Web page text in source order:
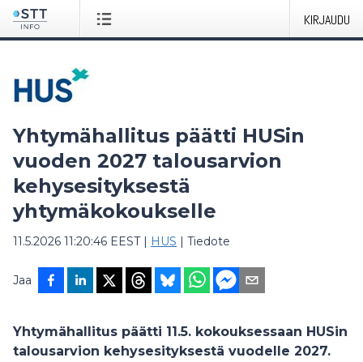
KIRJAUDU
Yhtymähallitus päätti HUSin
vuoden 2027 talousarvion
kehysesityksestä
yhtymäkokoukselle
11.5.2026 11:20:46 EEST| HUS | Tiedote
Jaa
Yhtymähallitus päätti 11.5. kokouksessaan HUSin
talousarvion kehysesityksestä vuodelle 2027.